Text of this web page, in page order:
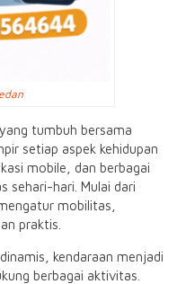
tumbuh bersama
setiap aspek kehidupan
mobile, dan berbagai
sehari-hari. Mulai dari
mobilitas,
praktis.
kendaraan menjadi
berbagai aktivitas.